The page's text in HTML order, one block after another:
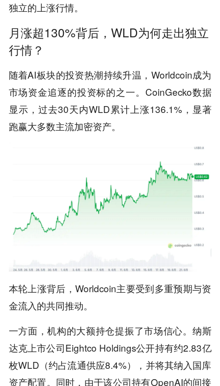
独立的上涨行情。
月涨超130%背后，WLD为何走出独立
行情？
随着AI板块的投资热潮持续升温，Worldcoin成为
市场资金追逐的投资标的之一。CoinGecko数据
显示，过去30天内WLD累计上涨136.1%，显著
跑赢大多数主流加密资产。
本轮上涨背后，Worldcoin主要受到多重预期与资
金流入的共同推动。
一方面，机构的大额持仓提振了市场信心。纳斯
达克上市公司Eightco Holdings公开持有约2.83亿
枚WLD（约占流通供应8.4%），并将其纳入国库
资产配置。同时，由于该公司持有OpenAI的间接